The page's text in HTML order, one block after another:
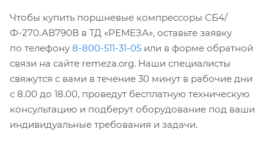
Чтобы купить поршневые компрессоры СБ4/
Ф-270.АВ790B в ТД «РЕМЕЗА», оставьте заявку
по телефону 8-800-511-31-05 или в форме обратной
связи на сайте remeza.org. Наши специалисты
свяжутся с вами в течение 30 минут в рабочие дни
с 8.00 до 18.00, проведут бесплатную техническую
консультацию и подберут оборудование под ваши
индивидуальные требования и задачи.